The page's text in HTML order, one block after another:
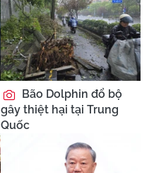
Bão Dolphin đổ bộ
gây thiệt hại tại Trung
Quốc